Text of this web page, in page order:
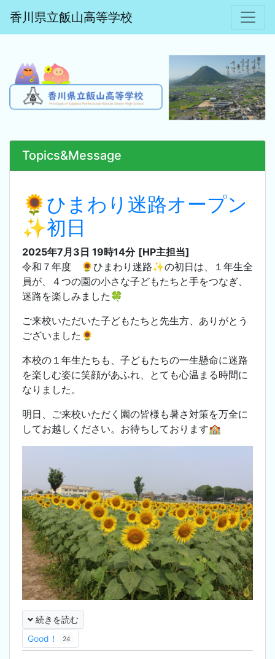
香川県立飯山高等学校
Topics&Message
🌻ひまわり迷路オープン
✨初日
2025年7月3日 19時14分 [HP主担当]
令和７年度 🌻ひまわり迷路✨の初日は、１年生全
員が、４つの園の小さな子どもたちと手をつなぎ、
迷路を楽しみました🍀
ご来校いただいた子どもたちと先生方、ありがとう
ございました🌻
本校の１年生たちも、子どもたちの一生懸命に迷路
を楽しむ姿に笑顔があふれ、とても心温まる時間に
なりました。
明日、ご来校いただく園の皆様も暑さ対策を万全に
してお越しください。お待ちしております🏫
続きを読む
Good！
24